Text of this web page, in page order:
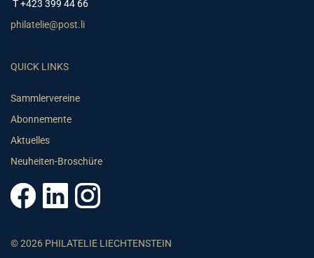
T +423 399 44 66
philatelie@post.li
QUICK LINKS
Sammlervereine
Abonnemente
Aktuelles
Neuheiten-Broschüre
© 2026 PHILATELIE LIECHTENSTEIN